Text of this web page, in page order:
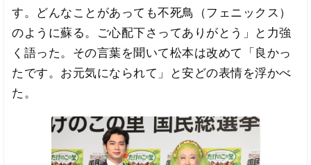
す。どんなことがあっても不死鳥（フェニックス）
のように蘇る。ご心配下さってありがとう」と力強
く語った。その言葉を聞いて松本は改めて「良かっ
たです。お元気になられて」と安どの表情を浮かべ
た。